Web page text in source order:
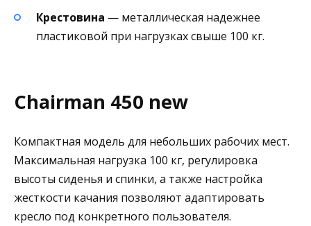
Крестовина — металлическая надежнее
пластиковой при нагрузках свыше 100 кг.
Chairman 450 new
Компактная модель для небольших рабочих мест.
Максимальная нагрузка 100 кг, регулировка
высоты сиденья и спинки, а также настройка
жесткости качания позволяют адаптировать
кресло под конкретного пользователя.